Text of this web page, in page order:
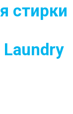
стирки